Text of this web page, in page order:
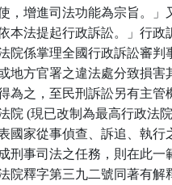
，增進司法功能為宗旨。」
本法提起行政訴訟。」行政
院係掌理全國行政訴訟審判
地方官署之違法處分致損害
為之，至民刑訴訟另有主管
院 (現已改制為最高行政法
國家從事偵查、訴追、執行
成刑事司法之任務，則在此一
院釋字第三九二號同著有解